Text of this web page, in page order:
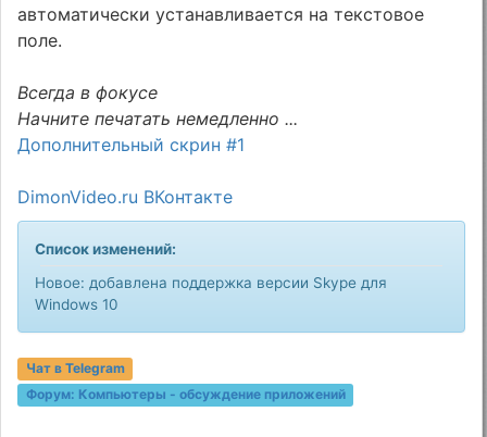
автоматически устанавливается на текстовое
поле.
Всегда в фокусе
Начните печатать немедленно ...
Дополнительный скрин #1
DimonVideo.ru ВКонтакте
Список изменений:
Новое: добавлена ​​поддержка версии Skype для
Windows 10
Чат в Telegram
Форум: Компьютеры - обсуждение приложений